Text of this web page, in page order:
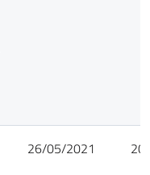
26/05/2021